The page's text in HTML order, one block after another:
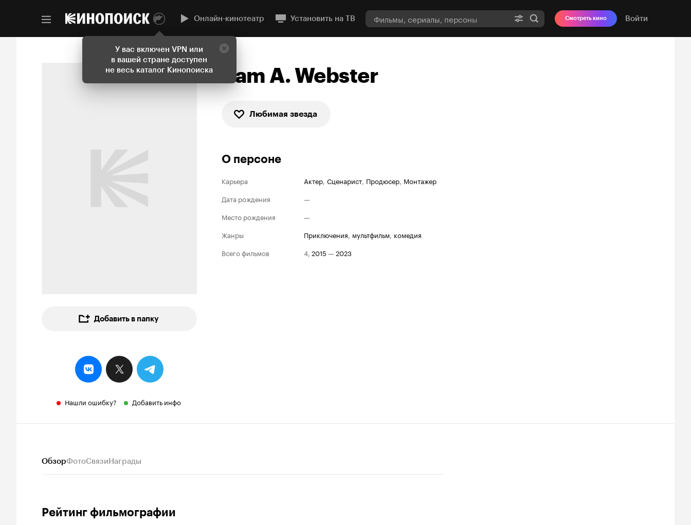
У вас включен VPN или
в вашей стране доступен
не весь каталог Кинопоиска
Онлайн-кинотеатр Установить на ТВ Смотреть кино Войти
Добавить в папку
Нашли ошибку? Добавить инфо
Sam A. Webster
Любимая звезда
О персоне
Карьера Актер, Сценарист, Продюсер, Монтажер
Дата рождения
—
Место рождения
—
Жанры
приключения, мультфильм, комедия
Всего фильмов
4, 2015 — 2023
ОбзорФотоСвязиНаграды
Рейтинг фильмографии